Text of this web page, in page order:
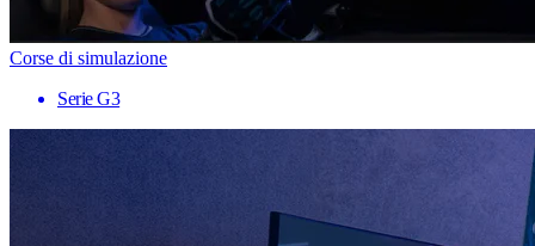
Corse di simulazione
Serie G3